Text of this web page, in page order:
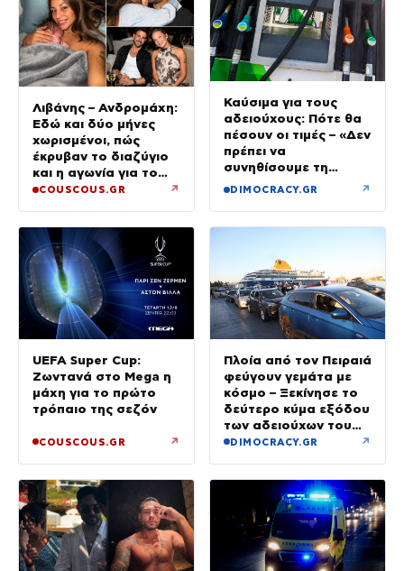
Λιβάνης – Ανδρομάχη:
Εδώ και δύο μήνες
χωρισμένοι, πώς
έκρυβαν το διαζύγιο
και η αγωνία για το
παιδί
COUSCOUS.GR ↗
Καύσιμα για τους
αδειούχους: Πότε θα
πέσουν οι τιμές – «Δεν
πρέπει να
συνηθίσουμε τη
βενζίνη στα 2 ευρώ»
DIMOCRACY.GR ↗
UEFA Super Cup:
Ζωντανά στο Mega η
μάχη για το πρώτο
τρόπαιο της σεζόν
COUSCOUS.GR ↗
Πλοία από τον Πειραιά
φεύγουν γεμάτα με
κόσμο – Ξεκίνησε το
δεύτερο κύμα εξόδου
των αδειούχων του
Αυγούστου
DIMOCRACY.GR ↗